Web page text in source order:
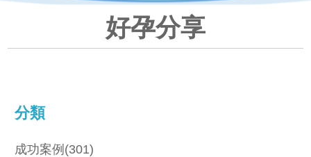
好孕分享
分類
成功案例(301)